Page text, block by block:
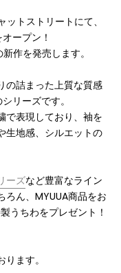
トストリートにて、
ープン！
作を発売します。
の詰まった上質な質感
リーズです。
で表現しており、袖を
生地感、シルエットの
ーズなど豊富なライン
ろん、MYUUA商品をお
うちわをプレゼント！
ます。